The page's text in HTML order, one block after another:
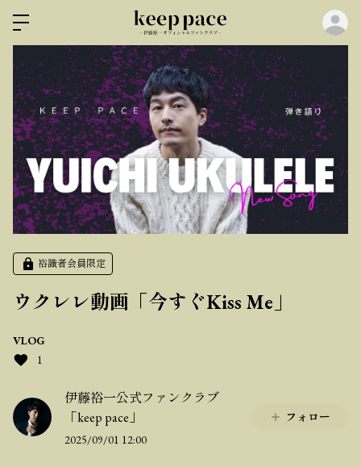
裕識者会員限定
ウクレレ動画「今すぐKiss Me」
VLOG
1
伊藤裕一公式ファンクラブ
「keep pace」
2025/09/01 12:00
フォロー